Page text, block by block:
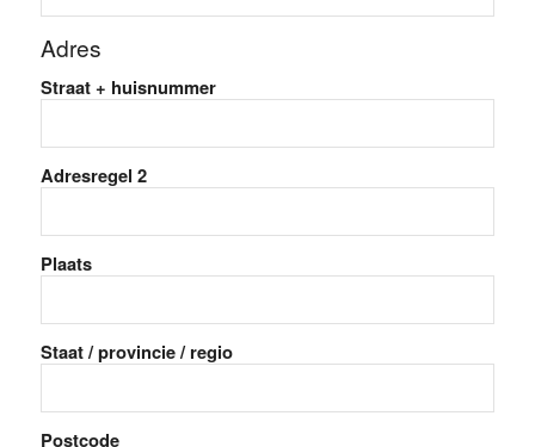
Adres
Straat + huisnummer
Adresregel 2
Plaats
Staat / provincie / regio
Postcode